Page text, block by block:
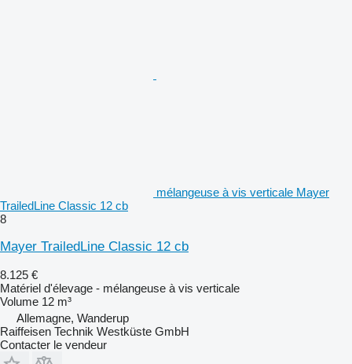
mélangeuse à vis verticale Mayer
TrailedLine Classic 12 cb
8
Mayer TrailedLine Classic 12 cb
8.125 €
Matériel d'élevage - mélangeuse à vis verticale
Volume 12 m³
Allemagne, Wanderup
Raiffeisen Technik Westküste GmbH
Contacter le vendeur